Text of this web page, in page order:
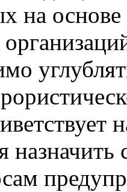
на